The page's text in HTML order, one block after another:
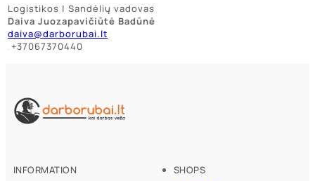
Logistikos | Sandėlių vadovas
Daiva Juozapavičiūtė Badūnė
daiva@darborubai.lt
+37067370440
INFORMATION
SHOPS